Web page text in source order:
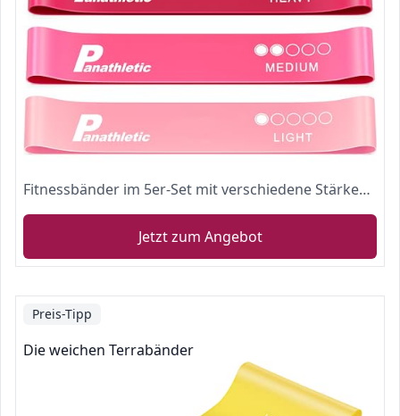
Fitnessbänder im 5er-Set mit verschiedene Stärken von Panathletic inklusive eBook-Übungsanleitung auf Deutsch im Tragebeutel
Jetzt zum Angebot
Preis-Tipp
Die weichen Terrabänder